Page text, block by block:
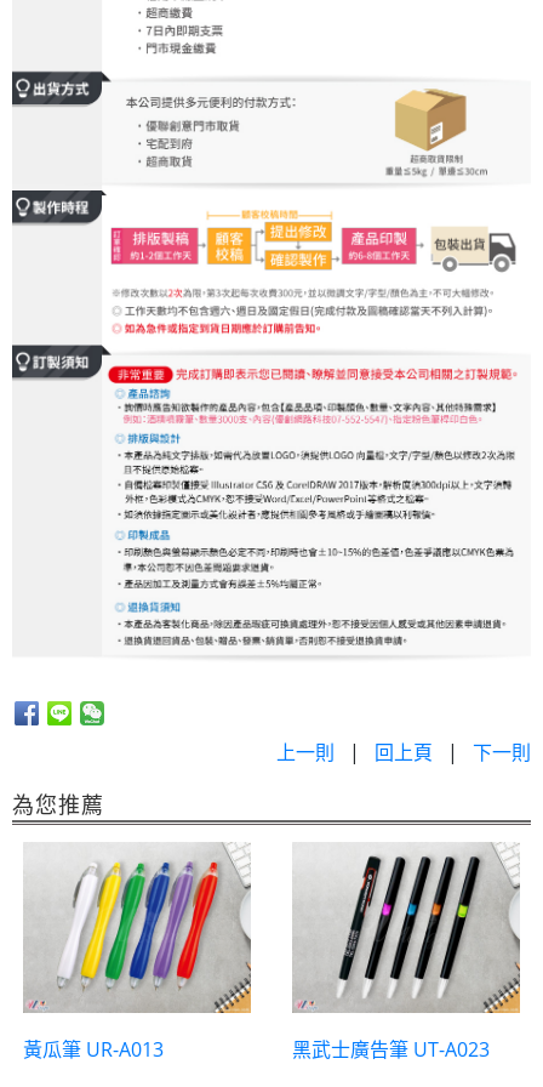
上一則 | 回上頁 | 下一則
為您推薦
黃瓜筆 UR-A013 黑武士廣告筆 UT-A023